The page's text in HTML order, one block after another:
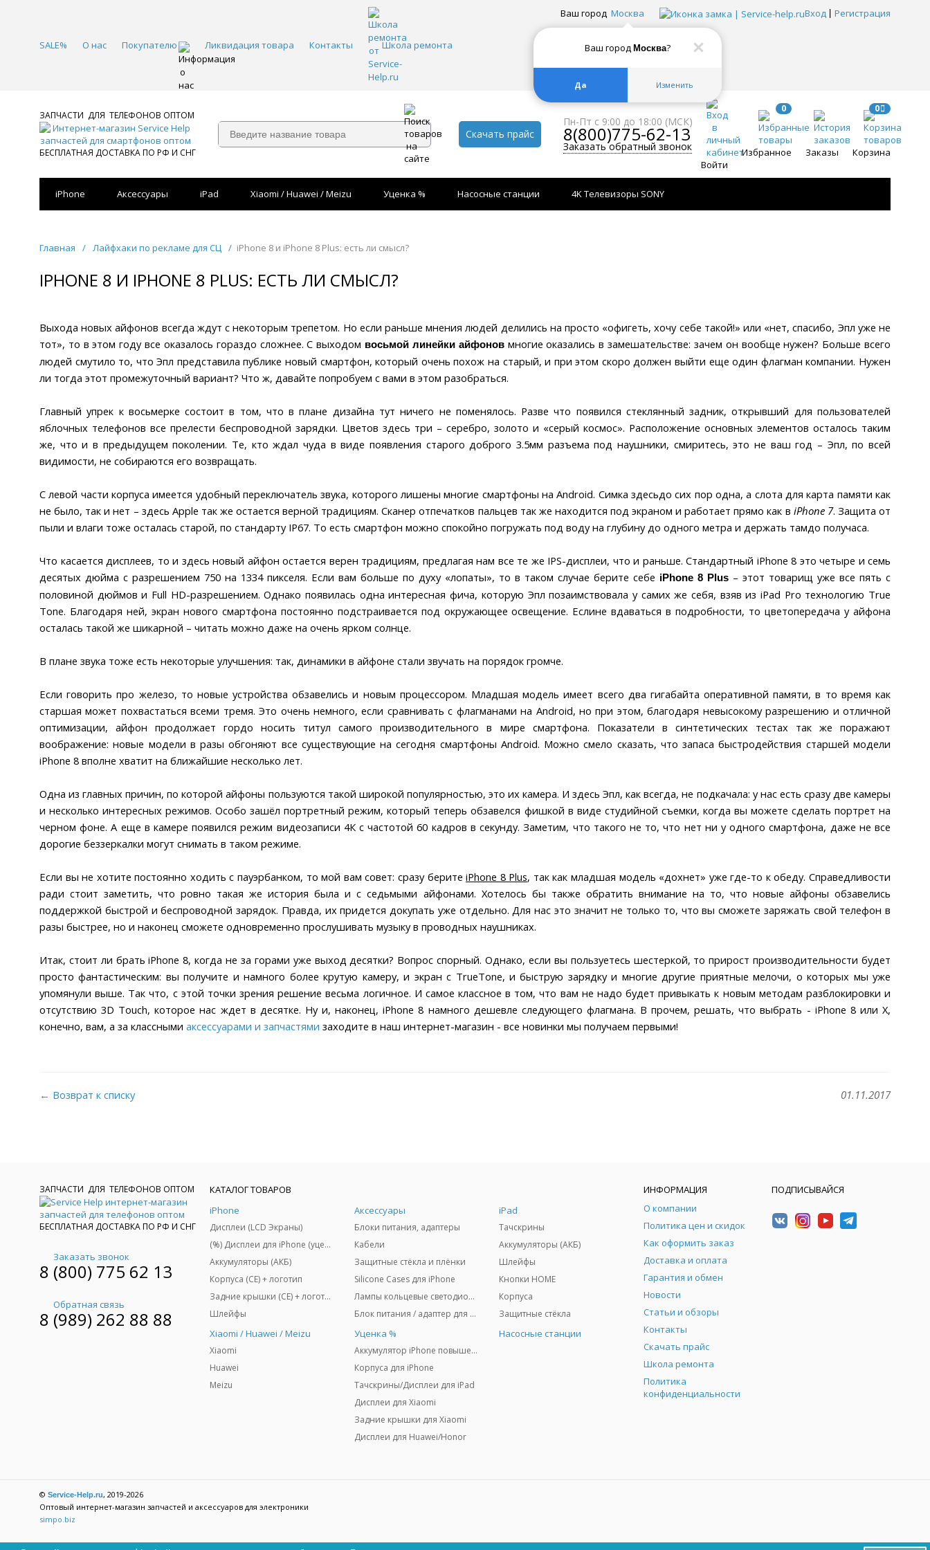
Ваш город Москва?
Да Изменить
SALE% О нас Покупателю Ликвидация товара Контакты Школа ремонта
Ваш город Москва Вход Регистрация
ЗАПЧАСТИ ДЛЯ ТЕЛЕФОНОВ ОПТОМ
БЕСПЛАТНАЯ ДОСТАВКА ПО РФ И СНГ
Скачать прайс
Пн-Пт с 9:00 до 18:00 (МСК)
8(800)775-62-13
Заказать обратный звонок
Войти
0
Избранное Заказы
0
Корзина
iPhone Аксессуары iPad Xiaomi / Huawei / Meizu Уценка % Насосные станции 4K Телевизоры SONY
Главная / Лайфхаки по рекламе для СЦ / iPhone 8 и iPhone 8 Plus: есть ли смысл?
IPHONE 8 И IPHONE 8 PLUS: ЕСТЬ ЛИ СМЫСЛ?
Выхода новых айфонов всегда ждут с некоторым трепетом. Но если раньше мнения людей делились на просто «офигеть, хочу себе такой!» или «нет, спасибо, Эпл уже не
тот», то в этом году все оказалось гораздо сложнее. С выходом восьмой линейки айфоновмногие оказались в замешательстве: зачем он вообще нужен? Больше всего
людей смутило то, что Эпл представила публике новый смартфон, который очень похож на старый, и при этом скоро должен выйти еще один флагман компании. Нужен
ли тогда этот промежуточный вариант? Что ж, давайте попробуем с вами в этом разобраться.
Главный упрек к восьмерке состоит в том, что в плане дизайна тут ничего не поменялось. Разве что появился стеклянный задник, открывший для пользователей
яблочных телефонов все прелести беспроводной зарядки. Цветов здесь три – серебро, золото и «серый космос». Расположение основных элементов осталось таким
же, что и в предыдущем поколении. Те, кто ждал чуда в виде появления старого доброго 3.5мм разъема под наушники, смиритесь, это не ваш год – Эпл, по всей
видимости, не собираются его возвращать.
С левой части корпуса имеется удобный переключатель звука, которого лишены многие смартфоны на Android. Симка здесьдо сих пор одна, а слота для карта памяти как
не было, так и нет – здесь Applе так же остается верной традициям. Сканер отпечатков пальцев так же находится под экраном и работает прямо как в iPhone 7. Защита от
пыли и влаги тоже осталась старой, по стандарту IP67. То есть смартфон можно спокойно погружать под воду на глубину до одного метра и держать тамдо получаса.
Что касается дисплеев, то и здесь новый айфон остается верен традициям, предлагая нам все те же IPS-дисплеи, что и раньше. Стандартный iPhone 8 это четыре и семь
десятых дюйма с разрешением 750 на 1334 пикселя. Если вам больше по духу «лопаты», то в таком случае берите себе iPhone 8 Plus – этот товарищ уже все пять с
половиной дюймов и Full HD-разрешением. Однако появилась одна интересная фича, которую Эпл позаимствовала у самих же себя, взяв из iPad Pro технологию True
Tone. Благодаря ней, экран нового смартфона постоянно подстраивается под окружающее освещение. Еслине вдаваться в подробности, то цветопередача у айфона
осталась такой же шикарной – читать можно даже на очень ярком солнце.
В плане звука тоже есть некоторые улучшения: так, динамики в айфоне стали звучать на порядок громче.
Если говорить про железо, то новые устройства обзавелись и новым процессором. Младшая модель имеет всего два гигабайта оперативной памяти, в то время как
старшая может похвастаться всеми тремя. Это очень немного, если сравнивать с флагманами на Android, но при этом, благодаря невысокому разрешению и отличной
оптимизации, айфон продолжает гордо носить титул самого производительного в мире смартфона. Показатели в синтетических тестах так же поражают
воображение: новые модели в разы обгоняют все существующие на сегодня смартфоны Android. Можно смело сказать, что запаса быстродействия старшей модели
iPhone 8 вполне хватит на ближайшие несколько лет.
Одна из главных причин, по которой айфоны пользуются такой широкой популярностью, это их камера. И здесь Эпл, как всегда, не подкачала: у нас есть сразу две камеры
и несколько интересных режимов. Особо зашёл портретный режим, который теперь обзавелся фишкой в виде студийной съемки, когда вы можете сделать портрет на
черном фоне. А еще в камере появился режим видеозаписи 4К с частотой 60 кадров в секунду. Заметим, что такого не то, что нет ни у одного смартфона, даже не все
дорогие беззеркалки могут снимать в таком режиме.
Если вы не хотите постоянно ходить с пауэрбанком, то мой вам совет: сразу беритеiPhone 8 Plus, так как младшая модель «дохнет» уже где-то к обеду. Справедливости
ради стоит заметить, что ровно такая же история была и с седьмыми айфонами. Хотелось бы также обратить внимание на то, что новые айфоны обзавелись
поддержкой быстрой и беспроводной зарядок. Правда, их придется докупать уже отдельно. Для нас это значит не только то, что вы сможете заряжать свой телефон в
разы быстрее, но и наконец сможете одновременно прослушивать музыку в проводных наушниках.
Итак, стоит ли брать iPhone 8, когда не за горами уже выход десятки? Вопрос спорный. Однако, если вы пользуетесь шестеркой, то прирост производительности будет
просто фантастическим: вы получите и намного более крутую камеру, и экран с TrueTone, и быструю зарядку и многие другие приятные мелочи, о которых мы уже
упомянули выше. Так что, с этой точки зрения решение весьма логичное. И самое классное в том, что вам не надо будет привыкать к новым методам разблокировки и
отсутствию 3D Touch, которое нас ждет в десятке. Ну и, наконец, iPhone 8 намного дешевле следующего флагмана. В прочем, решать, что выбрать - iPhone 8 или X,
конечно, вам, а за классными аксессуарами и запчастями заходите в наш интернет-магазин - все новинки мы получаем первыми!
← Возврат к списку 01.11.2017
ЗАПЧАСТИ ДЛЯ ТЕЛЕФОНОВ ОПТОМ
БЕСПЛАТНАЯ ДОСТАВКА ПО РФ И СНГ
Заказать звонок
8 (800) 775 62 13
Обратная связь
8 (989) 262 88 88
КАТАЛОГ ТОВАРОВ
iPhone
Дисплеи (LCD Экраны)
(%) Дисплеи для iPhone (уценка)
Аккумуляторы (АКБ)
Корпуса (CE) + логотип
Задние крышки (CE) + логотип
Шлейфы
Аксессуары
Блоки питания, адаптеры
Кабели
Защитные стёкла и плёнки
Silicone Cases для iPhone
Лампы кольцевые светодиодные + штативы
Блок питания / адаптер для MacBook "MagSafe"
iPad
Тачскрины
Аккумуляторы (АКБ)
Шлейфы
Кнопки HOME
Корпуса
Защитные стёкла
Xiaomi / Huawei / Meizu
Xiaomi
Huawei
Meizu
Уценка %
Аккумулятор iPhone повышенной ёмкости
Корпуса для iPhone
Тачскрины/Дисплеи для iPad
Дисплеи для Xiaomi
Задние крышки для Xiaomi
Дисплеи для Huawei/Honor
Насосные станции
ИНФОРМАЦИЯ
О компании
Политика цен и скидок
Как оформить заказ
Доставка и оплата
Гарантия и обмен
Новости
Статьи и обзоры
Контакты
Скачать прайс
Школа ремонта
Политика
конфиденциальности
ПОДПИСЫВАЙСЯ
© Service-Help.ru, 2019-2026
Оптовый интернет-магазин запчастей и аксессуаров для электроники
simpo.biz